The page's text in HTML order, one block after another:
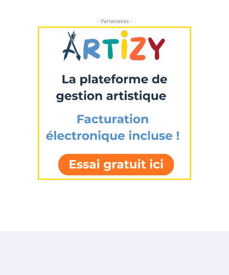
Statut / Organisation
termes et conditions
Adresse email*
Statut / Organisation
- Partenaires -